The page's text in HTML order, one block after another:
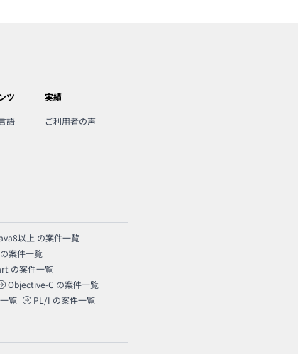
ツ
語
実績
ご利用者の声
以上 の案件一覧
の案件一覧
の案件一覧
Objective-C の案件一覧
覧 PL/I の案件一覧